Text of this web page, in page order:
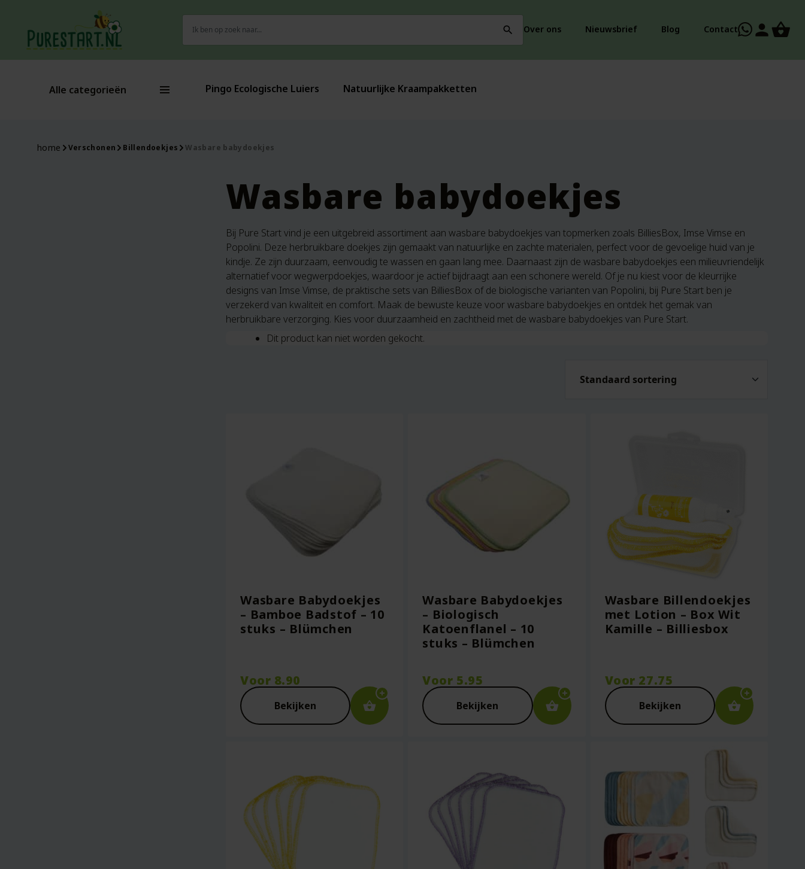
naar:
search Over ons Nieuwsbrief Blog Contact person
Alle categorieën Pingo Ecologische Luiers Natuurlijke Kraampakketten
home Verschonen Billendoekjes Wasbare babydoekjes
Wasbare babydoekjes
Bij Pure Start vind je een uitgebreid assortiment aan wasbare babydoekjes van topmerken zoals BilliesBox, Imse Vimse en
Popolini. Deze herbruikbare doekjes zijn gemaakt van natuurlijke en zachte materialen, perfect voor de gevoelige huid van je
kindje. Ze zijn duurzaam, eenvoudig te wassen en gaan lang mee. Daarnaast zijn de wasbare babydoekjes een milieuvriendelijk
alternatief voor wegwerpdoekjes, waardoor je actief bijdraagt aan een schonere wereld. Of je nu kiest voor de kleurrijke
designs van Imse Vimse, de praktische sets van BilliesBox of de biologische varianten van Popolini, bij Pure Start ben je
verzekerd van kwaliteit en comfort. Maak de bewuste keuze voor wasbare babydoekjes en ontdek het gemak van
herbruikbare verzorging. Kies voor duurzaamheid en zachtheid met de wasbare babydoekjes van Pure Start.
Dit product kan niet worden gekocht.
Wasbare Babydoekjes
– Bamboe Badstof – 10
stuks – Blümchen
Voor 8.90
Bekijken
Wasbare Babydoekjes
– Biologisch
Katoenflanel – 10
stuks – Blümchen
Voor 5.95
Bekijken
Wasbare Billendoekjes
met Lotion – Box Wit
Kamille – Billiesbox
Voor 27.75
Bekijken